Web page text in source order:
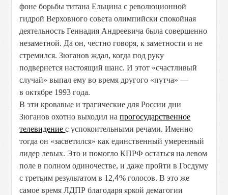
фоне борьбы титана Ельцина с революционной
гидрой Верховного совета олимпийски спокойная
деятельность Геннадия Андреевича была совершенно
незаметной. Да он, честно говоря, к заметности и не
стремился. Зюганов ждал, когда под руку
подвернется настоящий шанс. И этот «счастливый
случай» выпал ему во время другого «путча» —
в октябре 1993 года.
В эти кровавые и трагические для России дни
Зюганов охотно выходил напрогосударственное
телевидениес успокоительными речами. Именно
тогда он «засветился» как единственный умеренный
лидер левых. Это и помогло КПРФ остаться на левом
поле в полном одиночестве, и даже пройти в Госдуму
с третьим результатом в 12,4% голосов. В это же
самое время ЛДПР благодаря яркой демагогии